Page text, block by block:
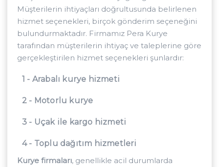
Müşterilerin ihtiyaçları doğrultusunda belirlenen
hizmet seçenekleri, birçok gönderim seçeneğini
bulundurmaktadır. Firmamız Pera Kurye
tarafından müşterilerin ihtiyaç ve taleplerine göre
gerçekleştirilen hizmet seçenekleri şunlardır:
1 - Arabalı kurye hizmeti
2 - Motorlu kurye
3 - Uçak ile kargo hizmeti
4 - Toplu dağıtım hizmetleri
Kurye firmaları, genellikle acil durumlarda